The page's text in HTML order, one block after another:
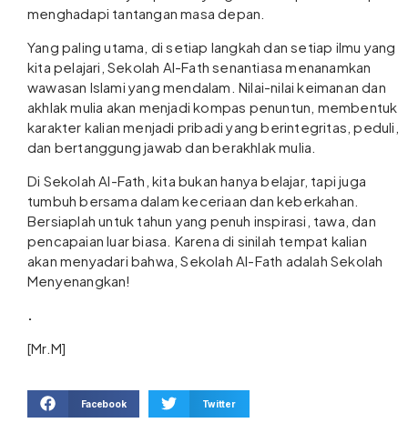
menghadapi tantangan masa depan.
Yang paling utama, di setiap langkah dan setiap ilmu yang
kita pelajari, Sekolah Al-Fath senantiasa menanamkan
wawasan Islami yang mendalam. Nilai-nilai keimanan dan
akhlak mulia akan menjadi kompas penuntun, membentuk
karakter kalian menjadi pribadi yang berintegritas, peduli,
dan bertanggung jawab dan berakhlak mulia.
Di Sekolah Al-Fath, kita bukan hanya belajar, tapi juga
tumbuh bersama dalam keceriaan dan keberkahan.
Bersiaplah untuk tahun yang penuh inspirasi, tawa, dan
pencapaian luar biasa. Karena di sinilah tempat kalian
akan menyadari bahwa, Sekolah Al-Fath adalah Sekolah
Menyenangkan!
.
[Mr.M]
Facebook Twitter